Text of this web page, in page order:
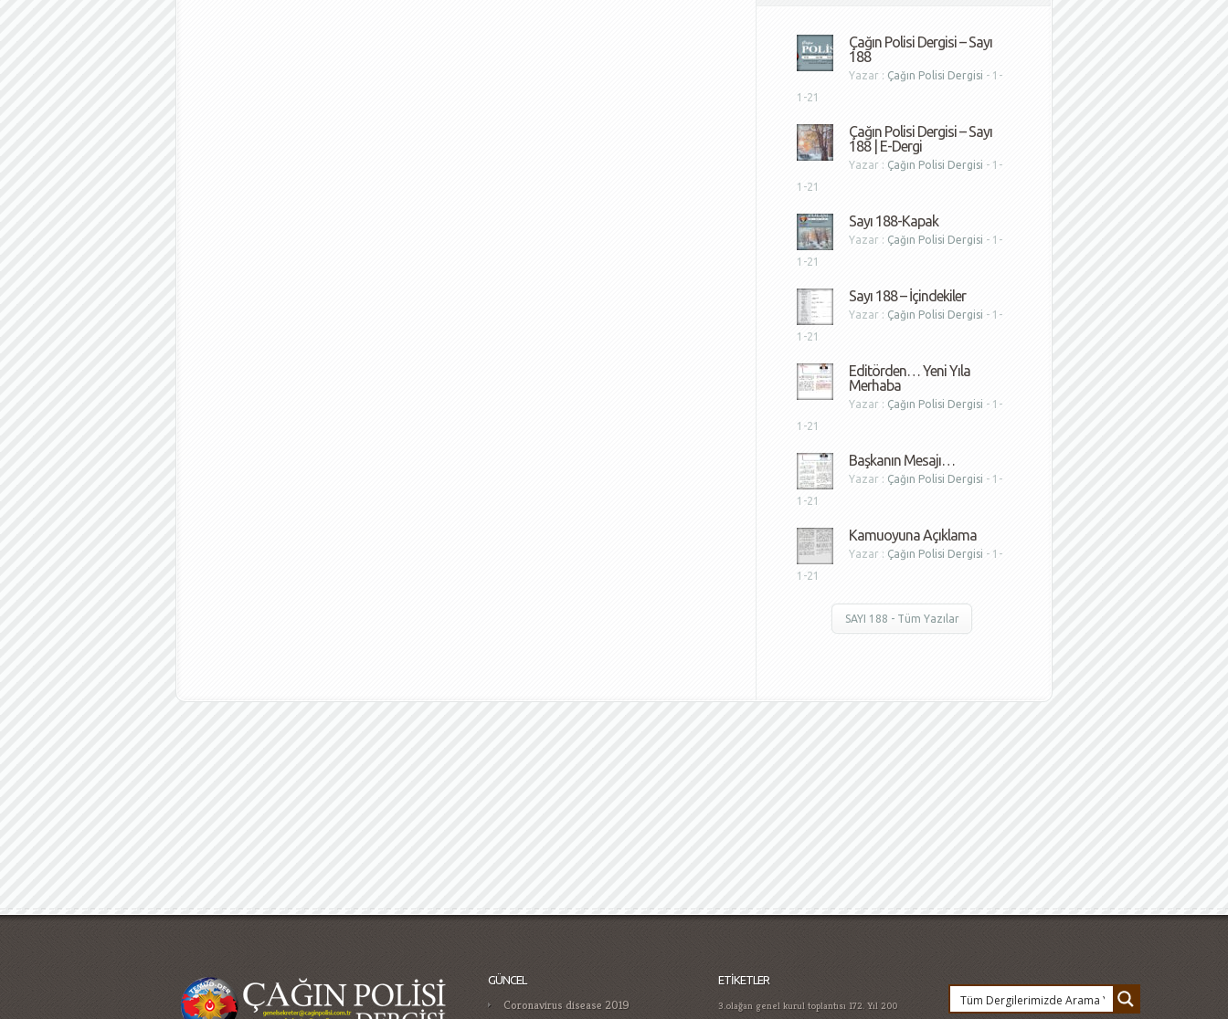
Çağın Polisi Dergisi – Sayı
188
Yazar : Çağın Polisi Dergisi - 1-
1-21
Çağın Polisi Dergisi – Sayı
188 | E-Dergi
Yazar : Çağın Polisi Dergisi - 1-
1-21
Sayı 188-Kapak
Yazar : Çağın Polisi Dergisi - 1-
1-21
Sayı 188 – İçindekiler
Yazar : Çağın Polisi Dergisi - 1-
1-21
Editörden… Yeni Yıla
Merhaba
Yazar : Çağın Polisi Dergisi - 1-
1-21
Başkanın Mesajı…
Yazar : Çağın Polisi Dergisi - 1-
1-21
Kamuoyuna Açıklama
Yazar : Çağın Polisi Dergisi - 1-
1-21
SAYI 188 - Tüm Yazılar
Çağın Polisi
Gamificatie in gokken trends die je
bağımlılığı aralık 2016 şehitler
küçükosman atama nisan 2015 atatürkün dış